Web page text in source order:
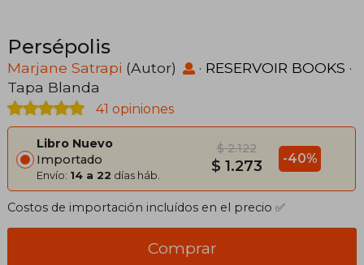
Persépolis
Marjane Satrapi (Autor) · RESERVOIR BOOKS ·
Tapa Blanda
41 opiniones
Libro Nuevo
Importado
Envío: 14 a 22 días háb.
$ 2.122
$ 1.273 -40%
Costos de importación incluídos en el precio ✅
Comprar